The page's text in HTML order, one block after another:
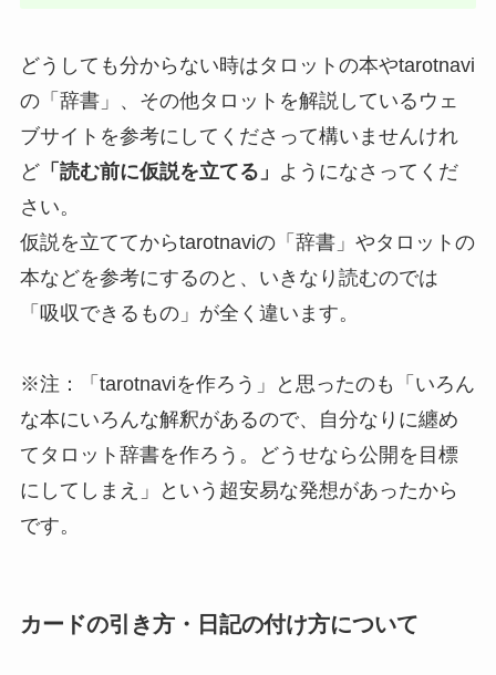
どうしても分からない時はタロットの本やtarotnavi
の「辞書」、その他タロットを解説しているウェ
ブサイトを参考にしてくださって構いませんけれ
ど「読む前に仮説を立てる」 ようになさってくだ
さい。
仮説を立ててからtarotnaviの「辞書」やタロットの
本などを参考にするのと、いきなり読むのでは
「吸収できるもの」が全く違います。
※注：「tarotnaviを作ろう」と思ったのも「いろん
な本にいろんな解釈があるので、自分なりに纏め
てタロット辞書を作ろう。どうせなら公開を目標
にしてしまえ」という超安易な発想があったから
です。
カードの引き方・日記の付け方について